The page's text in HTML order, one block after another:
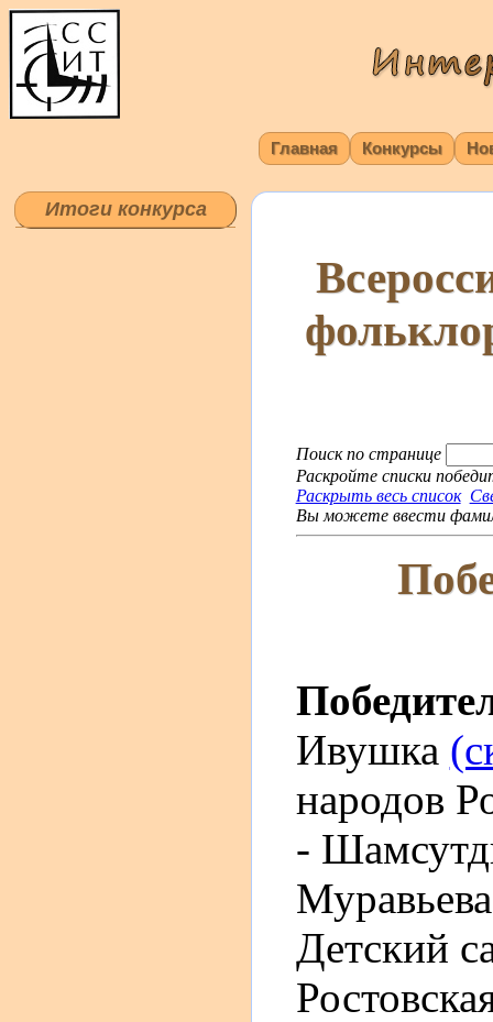
Главная Конкурсы
Итоги конкурса
Поиск по странице
Раскройте списки
Раскрыть весь список
Вы можете ввести
Ивушка
народов
-
Детский